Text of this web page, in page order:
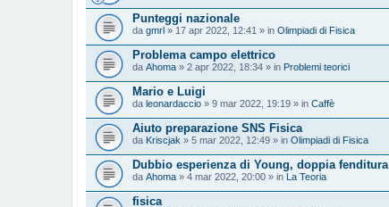
Punteggi nazionale
da gmrl » 17 apr 2022, 12:41 » in Olimpiadi di Fisica
Problema campo elettrico
da Ahoma » 2 apr 2022, 18:34 » in Problemi teorici
Mario e Luigi
da leonardaccio » 9 mar 2022, 19:19 » in Caffè
Aiuto preparazione SNS Fisica
da Kriscjak » 5 mar 2022, 12:49 » in Olimpiadi di Fisica
Dubbio esperienza di Young, doppia fenditura
da Ahoma » 4 mar 2022, 20:00 » in La Teoria
fisica